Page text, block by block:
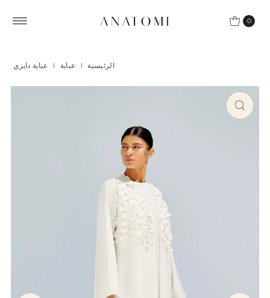
0
الرئيسية | عباية | عباية دايزي